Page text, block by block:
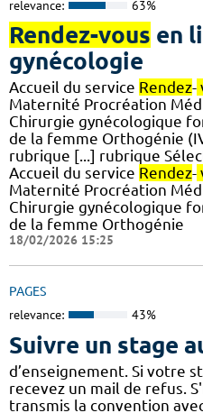
relevance: 63%
Rendez-vous en
gynécologie
Accueil du service Rendez-
Maternité Procréation
Chirurgie gynécologique
de la femme Orthogénie
rubrique [...] rubrique
Accueil du service Rendez-
Maternité Procréation
Chirurgie gynécologique
de la femme Orthogénie
18/02/2026 15:25
PAGES
relevance: 43%
Suivre un stage
d’enseignement. Si votre
recevez un mail de refus.
transmis la convention